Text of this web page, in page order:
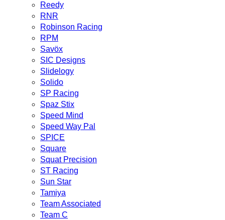
Reedy
RNR
Robinson Racing
RPM
Savöx
SIC Designs
Slidelogy
Solido
SP Racing
Spaz Stix
Speed Mind
Speed Way Pal
SPICE
Square
Squat Precision
ST Racing
Sun Star
Tamiya
Team Associated
Team C